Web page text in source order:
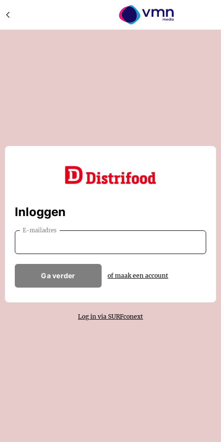
Inloggen
E-mailadres
Ga verder of maak een account
Log in via SURFconext